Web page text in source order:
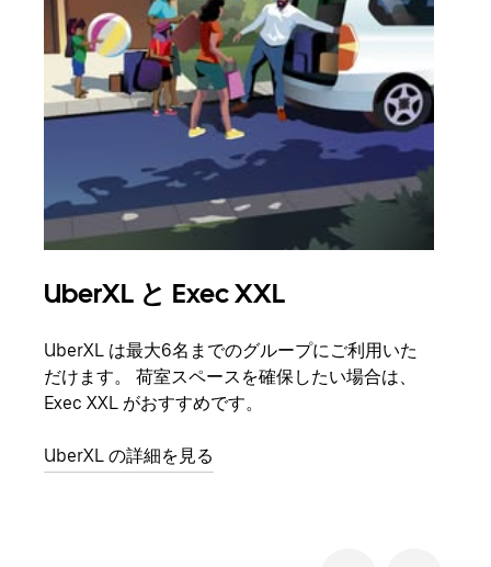
UberXL と Exec XXL
UberXL は最大6名までのグループにご利用いた
だけます。 荷室スペースを確保したい場合は、
Exec XXL がおすすめです。
UberXL の詳細を見る